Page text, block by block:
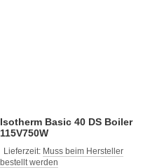
Isotherm Basic 40 DS Boiler
115V750W
Lieferzeit: Muss beim Hersteller
bestellt werden